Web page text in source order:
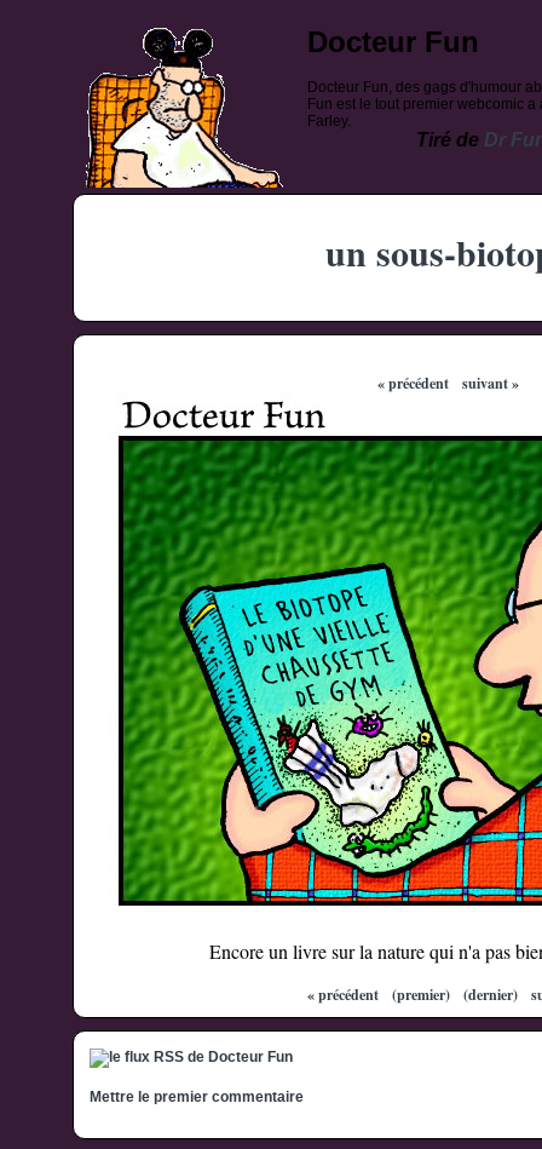
Docteur Fun
Docteur Fun, des gags d'humour
Fun est le tout premier webcomic
Farley.
Tiré de Dr
un sous-
« précédent suivant »
Encore un livre sur la nature qui n'a pas
« précédent (premier) (dernier)
Mettre le premier commentaire